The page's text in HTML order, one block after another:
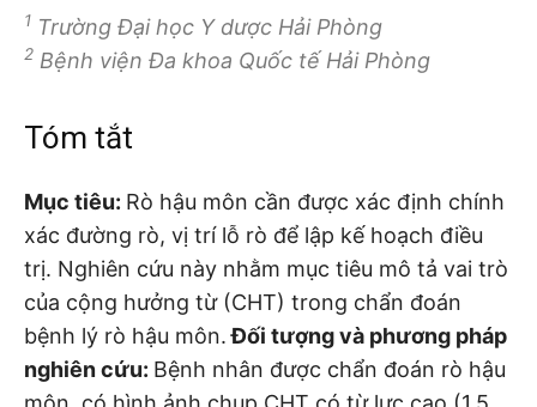
1 Trường Đại học Y dược Hải Phòng
2 Bệnh viện Đa khoa Quốc tế Hải Phòng
Tóm tắt
Mục tiêu: Rò hậu môn cần được xác định chính
xác đường rò, vị trí lỗ rò để lập kế hoạch điều
trị. Nghiên cứu này nhằm mục tiêu mô tả vai trò
của cộng hưởng từ (CHT) trong chẩn đoán
bệnh lý rò hậu môn.Đối tượng và phương pháp
nghiên cứu: Bệnh nhân được chẩn đoán rò hậu